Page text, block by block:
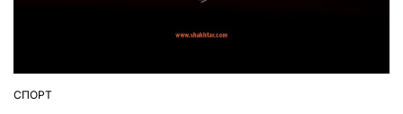
ОПУБЛІКУВАТИ
СПОРТ